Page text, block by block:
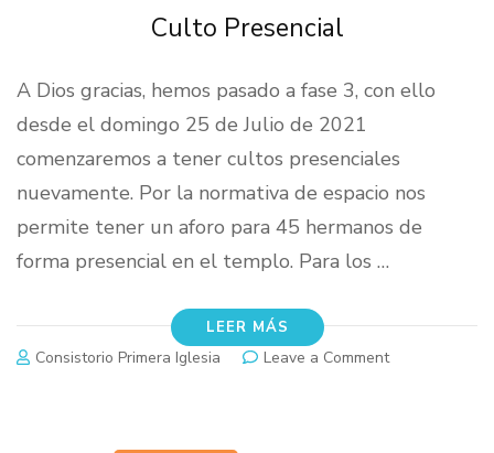
Culto Presencial
A Dios gracias, hemos pasado a fase 3, con ello
desde el domingo 25 de Julio de 2021
comenzaremos a tener cultos presenciales
nuevamente. Por la normativa de espacio nos
permite tener un aforo para 45 hermanos de
forma presencial en el templo. Para los …
LEER MÁS
Consistorio Primera Iglesia Leave a Commenton